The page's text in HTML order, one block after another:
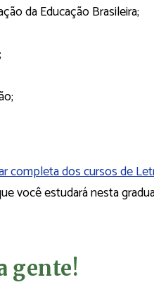
da Educação Brasileira;
completa dos cursos de
você estudará nesta
gente!